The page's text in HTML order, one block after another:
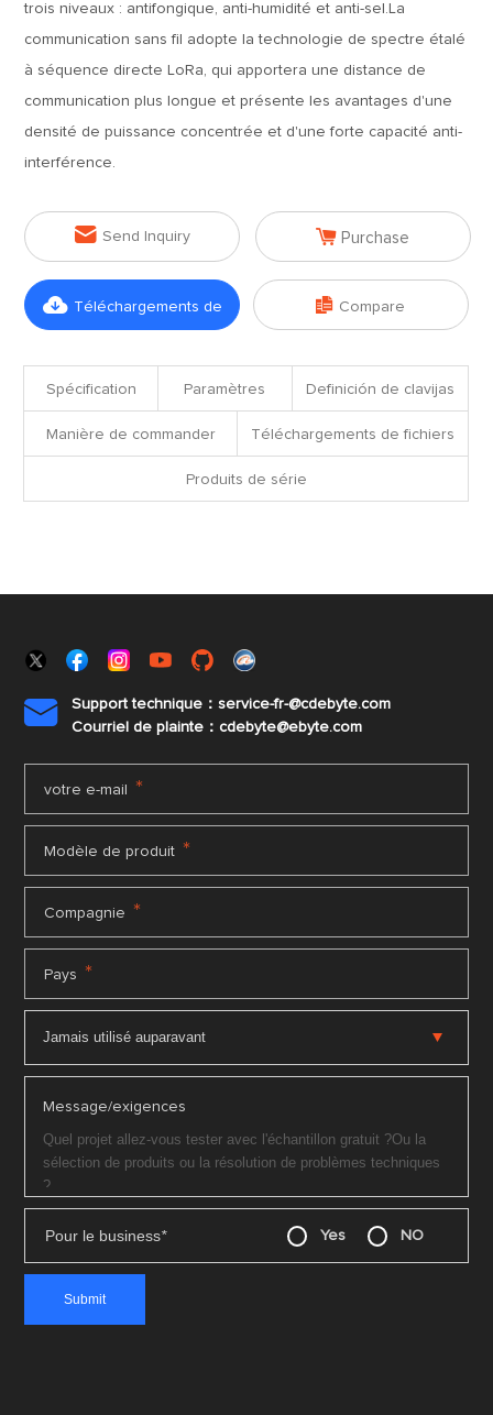
trois niveaux : antifongique, anti-humidité et anti-sel.La
communication sans fil adopte la technologie de spectre étalé
à séquence directe LoRa, qui apportera une distance de
communication plus longue et présente les avantages d'une
densité de puissance concentrée et d'une forte capacité anti-
interférence.
 Send Inquiry  Purchase
 Téléchargements de  Compare
Spécification Paramètres Definición de clavijas
Manière de commander Téléchargements de fichiers
Produits de série

Support technique：service-fr-@cdebyte.com
Courriel de plainte：cdebyte@ebyte.com
votre e-mail *
Modèle de produit *
Compagnie *
Pays *
Message/exigences
Pour le business* Yes NO